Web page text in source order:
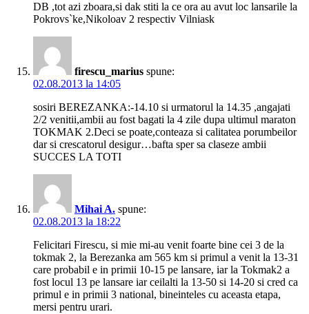
DB ,tot azi zboara,si dak stiti la ce ora au avut loc lansarile la
Pokrovs`ke,Nikoloav 2 respectiv Vilniask
firescu_marius spune:
02.08.2013 la 14:05
sosiri BEREZANKA:-14.10 si urmatorul la 14.35 ,angajati
2/2 venitii,ambii au fost bagati la 4 zile dupa ultimul maraton
TOKMAK 2.Deci se poate,conteaza si calitatea porumbeilor
dar si crescatorul desigur…bafta sper sa claseze ambii
SUCCES LA TOTI
Mihai A. spune:
02.08.2013 la 18:22
Felicitari Firescu, si mie mi-au venit foarte bine cei 3 de la
tokmak 2, la Berezanka am 565 km si primul a venit la 13-31
care probabil e in primii 10-15 pe lansare, iar la Tokmak2 a
fost locul 13 pe lansare iar ceilalti la 13-50 si 14-20 si cred ca
primul e in primii 3 national, bineinteles cu aceasta etapa,
mersi pentru urari.